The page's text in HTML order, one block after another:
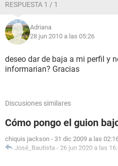
RESPUESTA 1 / 1
Adriana
28 jun 2010 a las 05:26
deseo dar de baja a mi perfil y
informarian? Gracias
Discusiones similares
Cómo pongo el guion
chiquis jackson - 31 dic 2009 a las
José_Bautista - 26 jun 2020 a las